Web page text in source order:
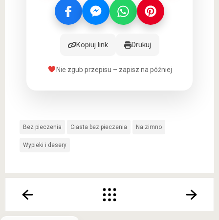
Kopiuj link Drukuj
Nie zgub przepisu – zapisz na później
Bez pieczenia Ciasta bez pieczenia Na zimno
Wypieki i desery